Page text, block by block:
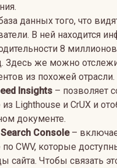
данных того, что
В ней находится
8
Здесь же можно
из похожей отрасли.
Insights – позволяет
Lighthouse и CrUX и
документе.
Search Console –
CWV, которые
сайта. Чтобы связать